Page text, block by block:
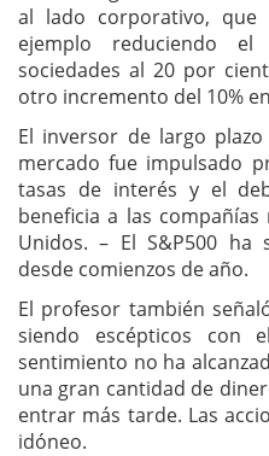
al lado corporativo,
ejemplo reduciendo
sociedades al 20 por
otro incremento del 10%
El inversor de largo
mercado fue impulsado
tasas de interés y el
beneficia a las
Unidos. – El S&P500
desde comienzos de año.
El profesor también
siendo escépticos con
sentimiento no ha
una gran cantidad de
entrar más tarde. Las
idóneo.